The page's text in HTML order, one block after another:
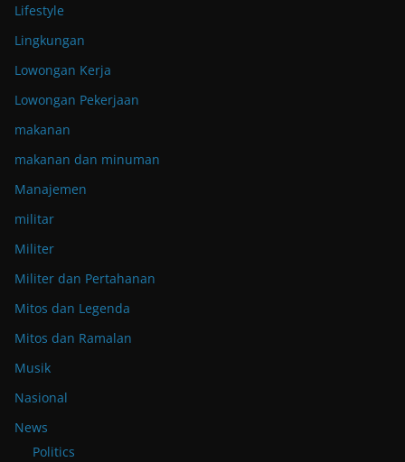
Lifestyle
Lingkungan
Lowongan Kerja
Lowongan Pekerjaan
makanan
makanan dan minuman
Manajemen
militar
Militer
Militer dan Pertahanan
Mitos dan Legenda
Mitos dan Ramalan
Musik
Nasional
News
Politics